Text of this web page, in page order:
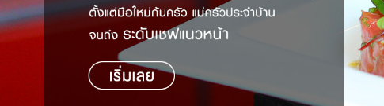
เปรียบเทียบหน่วยการตวง
เปรียบเทียบอุณหภูมิ
เปรียบเทียบน้ำหนักวัตถุดิบ
สร้าง Cookbook